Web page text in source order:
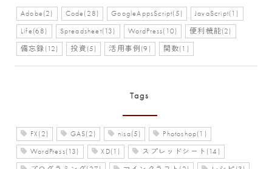
Adobe(2) Code(28) GoogleAppsScript(5) JavaScript(1)
Life(68) Spreadsheet(13) WordPress(10) 便利機能(2)
備忘録(12) 投資(5) 活用事例(9) 関数(1)
Tags
FX(2) GAS(2) nisa(5) Photoshop(1)
WordPress(13) XD(1) スプレッドシート(14)